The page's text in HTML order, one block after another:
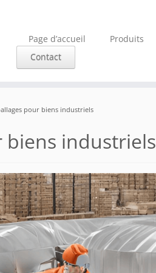
Page d’accueil Produits
Contact
pour biens industriels
biens industriels